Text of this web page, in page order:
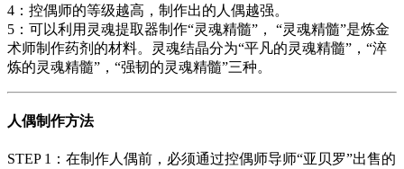
4：控偶师的等级越高，制作出的人偶越强。
5：可以利用灵魂提取器制作“灵魂精髓”， “灵魂精髓”是炼金
术师制作药剂的材料。灵魂结晶分为“平凡的灵魂精髓”，“淬
炼的灵魂精髓”，“强韧的灵魂精髓”三种。
人偶制作方法
STEP 1：在制作人偶前，必须通过控偶师导师“亚贝罗”出售的